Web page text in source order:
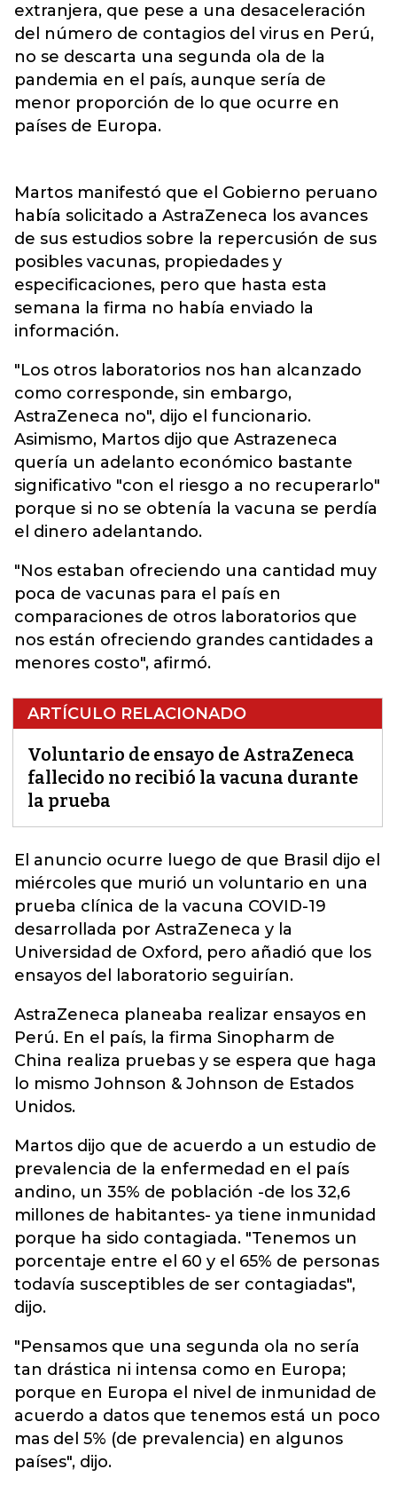
extranjera, que pese a una desaceleración
del número de contagios del virus en Perú,
no se descarta una segunda ola de la
pandemia en el país, aunque sería de
menor proporción de lo que ocurre en
países de Europa.
Martos manifestó que el Gobierno peruano
había solicitado a AstraZeneca los avances
de sus estudios sobre la repercusión de sus
posibles vacunas, propiedades y
especificaciones, pero que hasta esta
semana la firma no había enviado la
información.
"Los otros laboratorios nos han alcanzado
como corresponde, sin embargo,
AstraZeneca no", dijo el funcionario.
Asimismo, Martos dijo que Astrazeneca
quería un adelanto económico bastante
significativo "con el riesgo a no recuperarlo"
porque si no se obtenía la vacuna se perdía
el dinero adelantando.
"Nos estaban ofreciendo una cantidad muy
poca de vacunas para el país en
comparaciones de otros laboratorios que
nos están ofreciendo grandes cantidades a
menores costo", afirmó.
ARTÍCULO RELACIONADO
Voluntario de ensayo de AstraZeneca
fallecido no recibió la vacuna durante
la prueba
El anuncio ocurre luego de que Brasil dijo el
miércoles que murió un voluntario en una
prueba clínica de la vacuna COVID-19
desarrollada por AstraZeneca y la
Universidad de Oxford, pero añadió que los
ensayos del laboratorio seguirían.
AstraZeneca planeaba realizar ensayos en
Perú. En el país, la firma Sinopharm de
China realiza pruebas y se espera que haga
lo mismo Johnson & Johnson de Estados
Unidos.
Martos dijo que de acuerdo a un estudio de
prevalencia de la enfermedad en el país
andino, un 35% de población -de los 32,6
millones de habitantes- ya tiene inmunidad
porque ha sido contagiada. "Tenemos un
porcentaje entre el 60 y el 65% de personas
todavía susceptibles de ser contagiadas",
dijo.
"Pensamos que una segunda ola no sería
tan drástica ni intensa como en Europa;
porque en Europa el nivel de inmunidad de
acuerdo a datos que tenemos está un poco
mas del 5% (de prevalencia) en algunos
países", dijo.